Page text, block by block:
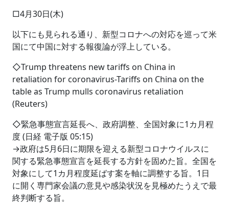
□4月30日(木)
以下にも見られる通り、新型コロナへの対応を巡って米
国にて中国に対する報復論が浮上している。
◇Trump threatens new tariffs on China in
retaliation for coronavirus-Tariffs on China on the
table as Trump mulls coronavirus retaliation
(Reuters)
◇緊急事態宣言延長へ、政府調整、全国対象に1カ月程
度 (日経 電子版 05:15)
→政府は5月6日に期限を迎える新型コロナウイルスに
関する緊急事態宣言を延長する方針を固めた旨。全国を
対象にして1カ月程度延ばす案を軸に調整する旨。1日
に開く専門家会議の意見や感染状況を見極めたうえで最
終判断する旨。